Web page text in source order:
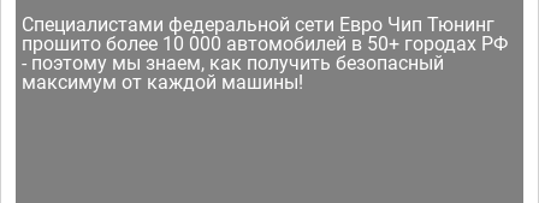
Специалистами федеральной сети Евро Чип Тюнинг
прошито более 10 000 автомобилей в 50+ городах РФ
- поэтому мы знаем, как получить безопасный
максимум от каждой машины!